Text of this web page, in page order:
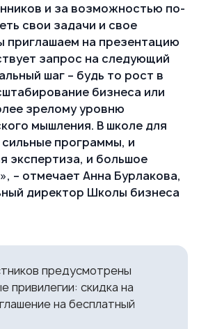
и за возможностью по-
свои задачи и свое
приглашаем на презентацию
запрос на следующий
шаг – будь то рост в
бизнеса или
зрелому уровню
мышления. В школе для
сильные программы, и
экспертиза, и большое
– отмечает Анна Бурлакова,
директор Школы бизнеса
предусмотрены
привилегии: скидка на
на бесплатный